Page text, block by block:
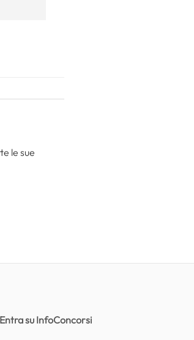
le sue
su InfoConcorsi